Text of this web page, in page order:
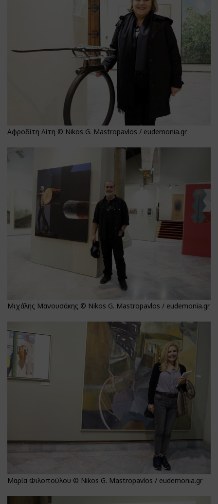
Αφροδίτη Λίτη © Nikos G. Mastropavlos / eudemonia.gr
Μιχάλης Μανουσάκης © Nikos G. Mastropavlos / eudemonia.gr
Μαρία Φιλοπούλου © Nikos G. Mastropavlos / eudemonia.gr